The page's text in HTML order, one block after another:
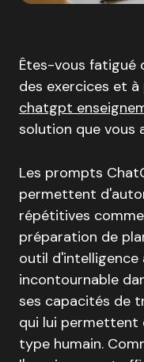
Êtes-vous fatigué
des exercices et
chatgpt
solution que vous
Les prompts
permettent
répétitives
préparation de
outil d'intelligence
incontournable
ses capacités de
qui lui permettent
type humain.